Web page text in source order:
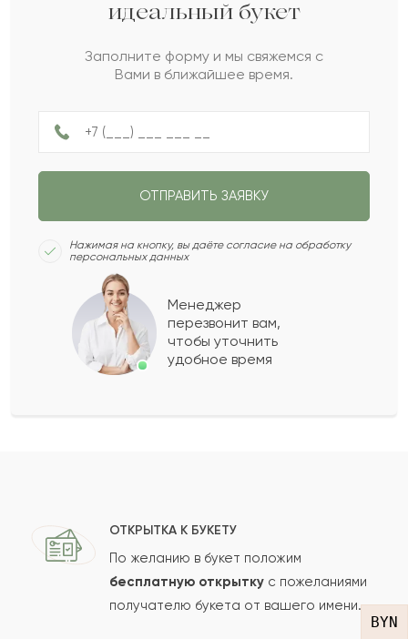
BYN
2023-10-24
Аида
Жанша
Б Биахмет
Анапия
Показать еще
Ваш e-mail
идеальный букет
Заполните форму и мы свяжемся с
Вами в ближайшее время.
ОТПРАВИТЬ ЗАЯВКУ
Нажимая на кнопку, вы даёте согласие на обработку
персональных данных
Менеджер
перезвонит вам,
чтобы уточнить
удобное время
ОТКРЫТКА К БУКЕТУ
По желанию в букет положим
бесплатную открытку с пожеланиями
получателю букета от вашего имени.